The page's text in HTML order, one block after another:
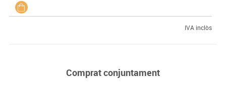
IVA inclòs
Comprat conjuntament